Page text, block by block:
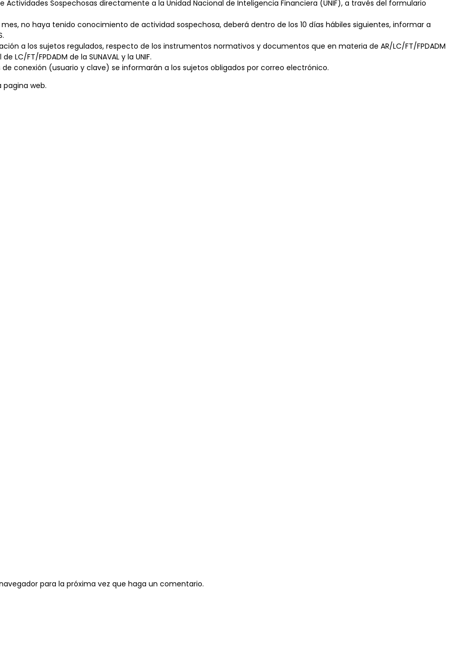
Actividades Sospechosas directamente a la Unidad Nacional de Inteligencia Financiera (UNIF), a través del formulario
no haya tenido conocimiento de actividad sospechosa, deberá dentro de los 10 días hábiles siguientes, informar a
a los sujetos regulados, respecto de los instrumentos normativos y documentos que en materia de AR/LC/FT/FPDADM
FT/FPDADM de la SUNAVAL y la UNIF.
conexión (usuario y clave) se informarán a los sujetos obligados por correo electrónico.
web.
para la próxima vez que haga un comentario.